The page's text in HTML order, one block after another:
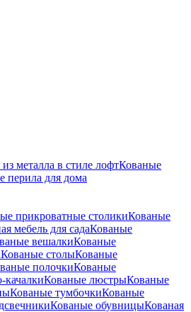
металла в стиле лофтКованые
перила для дома
прикроватные столикиКованые
мебель для садаКованые
вешалкиКованые
Кованые столыКованые
полочкиКованые
качалкиКованые люстрыКованые
Кованые тумбочкиКованые
Кованые обувницыКованая